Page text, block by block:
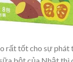
rất tốt cho sự phát